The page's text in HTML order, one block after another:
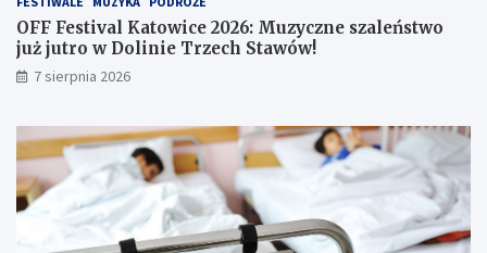
i
n
f
o
a
c
j
e
j
u
ż
j
r
o
w
D
OFF Festival Katowice 2026: Muzyczne szaleństwo
już jutro w Dolinie Trzech Stawów!
7 sierpnia 2026